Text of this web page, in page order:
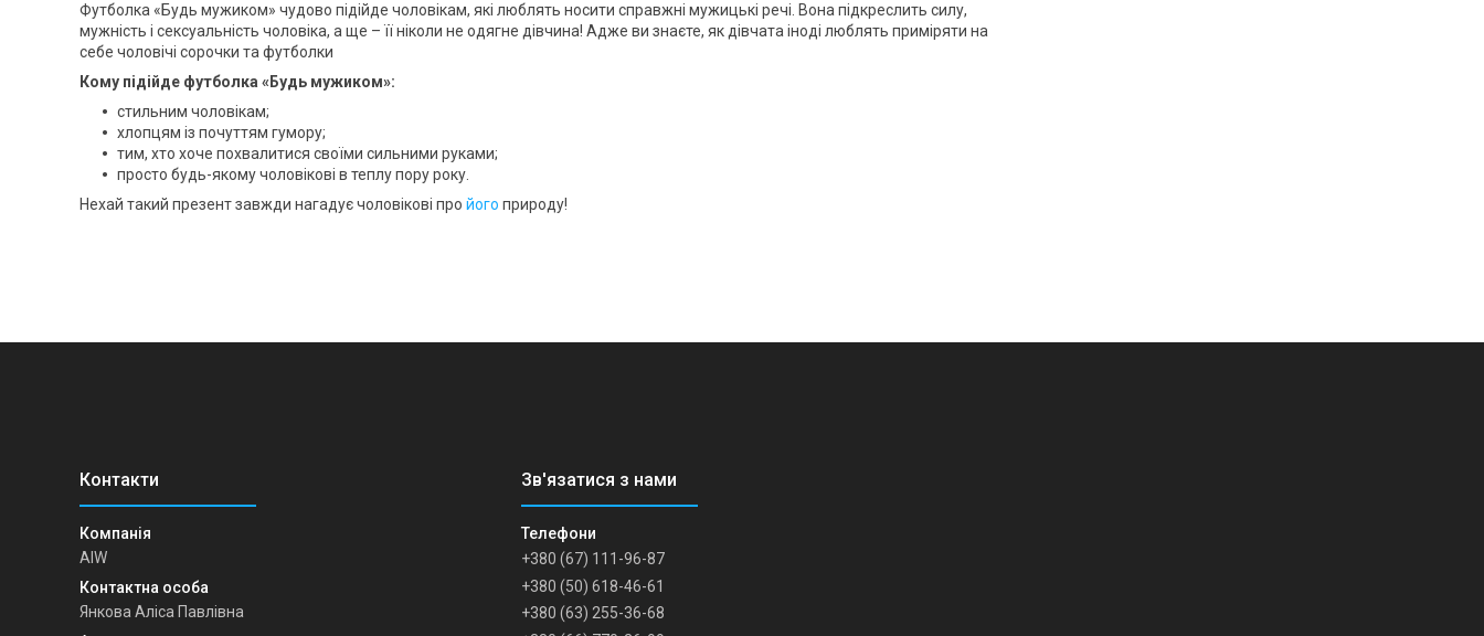
Футболка «Будь мужиком» чудово підійде чоловікам, які люблять носити справжні мужицькі речі. Вона підкреслить силу,
мужність і сексуальність чоловіка, а ще – її ніколи не одягне дівчина! Адже ви знаєте, як дівчата іноді люблять приміряти на
себе чоловічі сорочки та футболки
Кому підійде футболка «Будь мужиком»:
стильним чоловікам;
хлопцям із почуттям гумору;
тим, хто хоче похвалитися своїми сильними руками;
просто будь-якому чоловікові в теплу пору року.
Нехай такий презент завжди нагадує чоловікові про його природу!
AIW
Янкова Аліса Павлівна
+380 (67) 111-96-87
+380 (50) 618-46-61
+380 (63) 255-36-68